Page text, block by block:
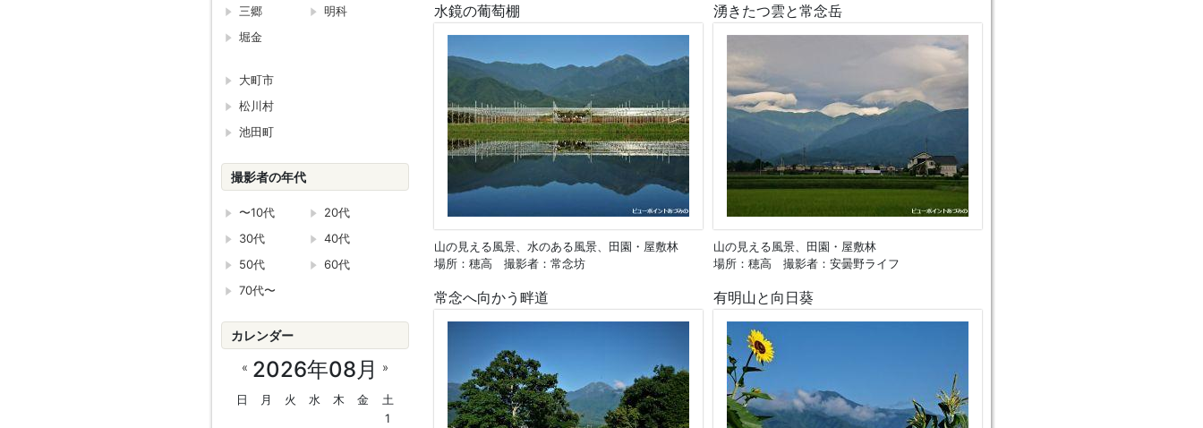
水鏡の葡萄棚
山の見える風景、水のある風景、田園・屋敷林
場所：穂高 撮影者：常念坊
湧きたつ雲と常念岳
山の見える風景、田園・屋敷林
場所：穂高 撮影者：安曇野ライフ
常念へ向かう畔道 有明山と向日葵
三郷
明科
堀金
大町市
松川村
池田町
撮影者の年代
〜10代
20代
30代
40代
50代
60代
70代〜
カレンダー
2026年08月
« »
日 月 火 水 木 金
土
1